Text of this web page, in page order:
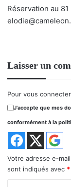
Réservation au
Laisser un
Pour vous
J'accepte que mes
conformément à la
Votre adresse e-
sont indiqués avec *